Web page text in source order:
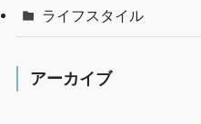
ライフスタイル
アーカイブ